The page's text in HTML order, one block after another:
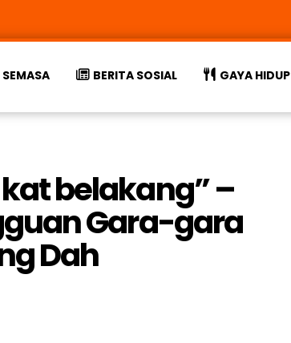
SEMASA BERITA SOSIAL GAYA HIDUP
belakang” –
Gara-gara
Dah